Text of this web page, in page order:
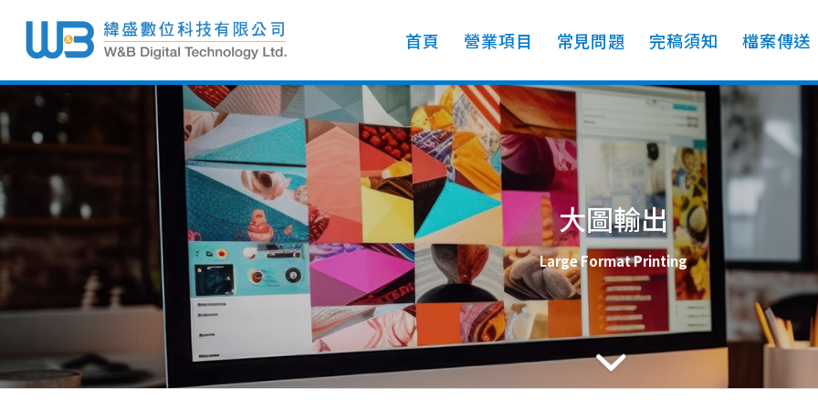
首頁 營業項目 常見問題 完稿須知 檔案傳送
大圖輸出
Large Format Printing